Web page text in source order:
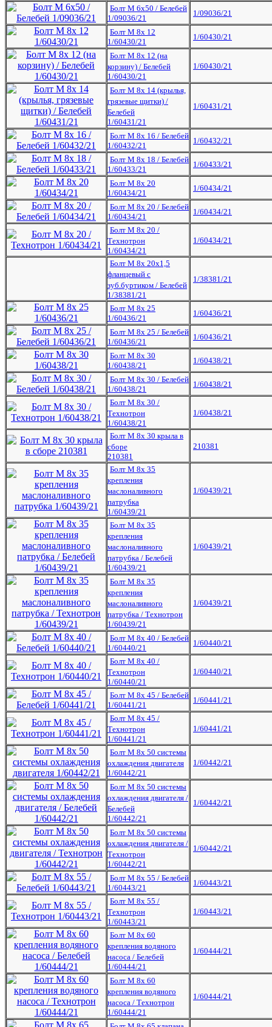
Болт М 6х50 / Белебей
1/09036/21
1/09036/21
Болт М 8х 12
1/60430/21
1/60430/21
Болт М 8х 12 (на
корзину) / Белебей
1/60430/21
1/60430/21
Болт М 8х 14 (крылья,
грязевые щитки) /
Белебей
1/60431/21
1/60431/21
Болт М 8х 16 / Белебей
1/60432/21
1/60432/21
Болт М 8х 18 / Белебей
1/60433/21
1/60433/21
Болт М 8х 20
1/60434/21
1/60434/21
Болт М 8х 20 / Белебей
1/60434/21
1/60434/21
Болт М 8х 20 /
Технотрон
1/60434/21
1/60434/21
Болт М 8х 20х1,5
фланцевый с
зуб.буртиком / Белебей
1/38381/21
1/38381/21
Болт М 8х 25
1/60436/21
1/60436/21
Болт М 8х 25 / Белебей
1/60436/21
1/60436/21
Болт М 8х 30
1/60438/21
1/60438/21
Болт М 8х 30 / Белебей
1/60438/21
1/60438/21
Болт М 8х 30 /
Технотрон
1/60438/21
1/60438/21
Болт М 8х 30 крыла в
сборе
210381
210381
Болт М 8х 35
крепления
маслоналивного
патрубка
1/60439/21
1/60439/21
Болт М 8х 35
крепления
маслоналивного
патрубка / Белебей
1/60439/21
1/60439/21
Болт М 8х 35
крепления
маслоналивного
патрубка / Технотрон
1/60439/21
1/60439/21
Болт М 8х 40 / Белебей
1/60440/21
1/60440/21
Болт М 8х 40 /
Технотрон
1/60440/21
1/60440/21
Болт М 8х 45 / Белебей
1/60441/21
1/60441/21
Болт М 8х 45 /
Технотрон
1/60441/21
1/60441/21
Болт М 8х 50 системы
охлаждения двигателя
1/60442/21
1/60442/21
Болт М 8х 50 системы
охлаждения двигателя /
Белебей
1/60442/21
1/60442/21
Болт М 8х 50 системы
охлаждения двигателя /
Технотрон
1/60442/21
1/60442/21
Болт М 8х 55 / Белебей
1/60443/21
1/60443/21
Болт М 8х 55 /
Технотрон
1/60443/21
1/60443/21
Болт М 8х 60
крепления водяного
насоса / Белебей
1/60444/21
1/60444/21
Болт М 8х 60
крепления водяного
насоса / Технотрон
1/60444/21
1/60444/21